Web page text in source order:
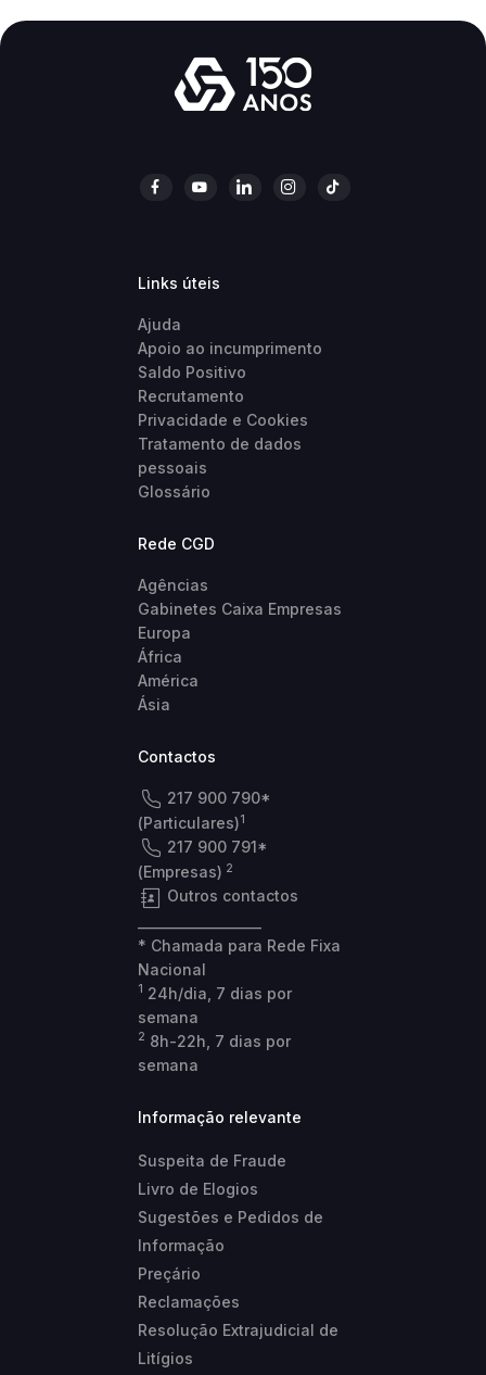
Links úteis
Ajuda
Apoio ao incumprimento
Saldo Positivo
Recrutamento
Privacidade e Cookies
Tratamento de dados
pessoais
Glossário
Rede CGD
Agências
Gabinetes Caixa Empresas
Europa
África
América
Ásia
Contactos
217 900 790*
(Particulares)1
217 900 791*
(Empresas) 2
Outros contactos
* Chamada para Rede Fixa
Nacional
1 24h/dia, 7 dias por
semana
2 8h-22h, 7 dias por
semana
Informação relevante
Suspeita de Fraude
Livro de Elogios
Sugestões e Pedidos de
Informação
Preçário
Reclamações
Resolução Extrajudicial de
Litígios